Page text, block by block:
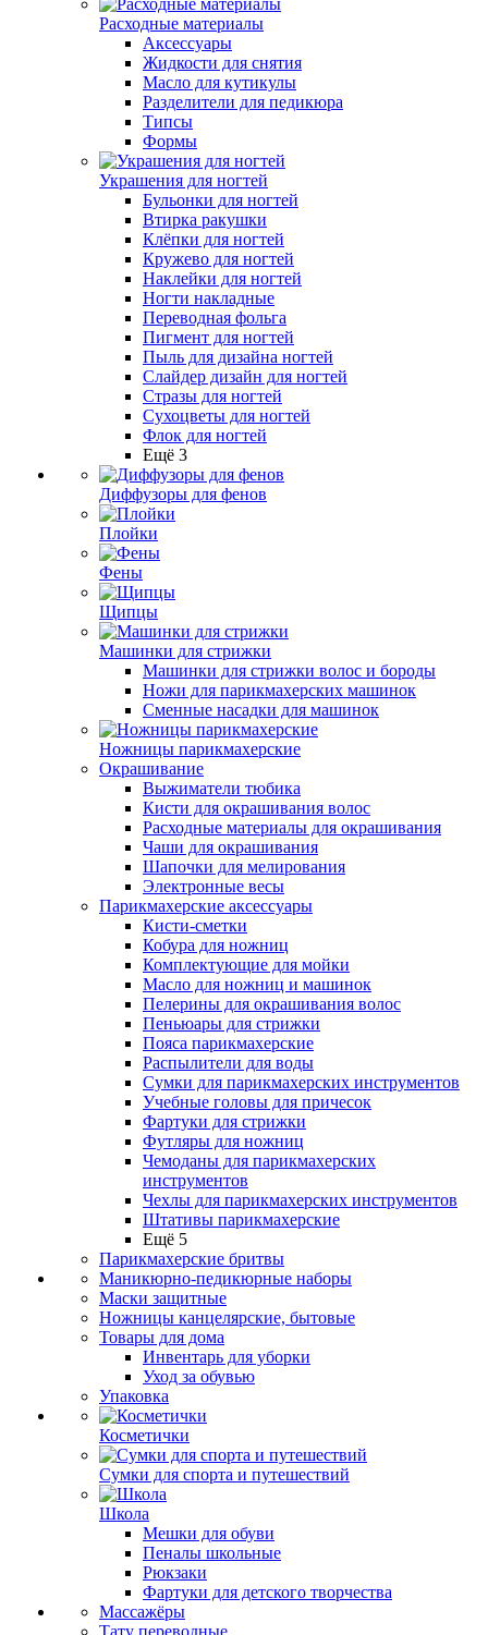
Расходные материалы
Аксессуары
Жидкости для снятия
Масло для кутикулы
Разделители для педикюра
Типсы
Формы
Украшения для ногтей
Бульонки для ногтей
Втирка ракушки
Клёпки для ногтей
Кружево для ногтей
Наклейки для ногтей
Ногти накладные
Переводная фольга
Пигмент для ногтей
Пыль для дизайна ногтей
Слайдер дизайн для ногтей
Стразы для ногтей
Сухоцветы для ногтей
Флок для ногтей
Ещё 3
Диффузоры для фенов
Плойки
Фены
Щипцы
Машинки для стрижки
Машинки для стрижки волос и бороды
Ножи для парикмахерских машинок
Сменные насадки для машинок
Ножницы парикмахерские
Окрашивание
Выжиматели тюбика
Кисти для окрашивания волос
Расходные материалы для окрашивания
Чаши для окрашивания
Шапочки для мелирования
Электронные весы
Парикмахерские аксессуары
Кисти-сметки
Кобура для ножниц
Комплектующие для мойки
Масло для ножниц и машинок
Пелерины для окрашивания волос
Пеньюары для стрижки
Пояса парикмахерские
Распылители для воды
Сумки для парикмахерских инструментов
Учебные головы для причесок
Фартуки для стрижки
Футляры для ножниц
Чемоданы для парикмахерских
инструментов
Чехлы для парикмахерских инструментов
Штативы парикмахерские
Ещё 5
Парикмахерские бритвы
Маникюрно-педикюрные наборы
Маски защитные
Ножницы канцелярские, бытовые
Товары для дома
Инвентарь для уборки
Уход за обувью
Упаковка
Косметички
Сумки для спорта и путешествий
Школа
Мешки для обуви
Пеналы школьные
Рюкзаки
Фартуки для детского творчества
Массажёры
Тату переводные